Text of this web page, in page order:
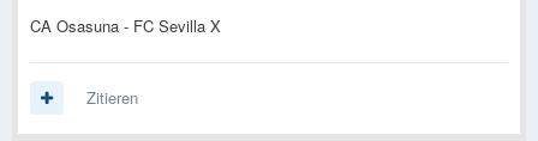
CA Osasuna - FC Sevilla X
Zitieren